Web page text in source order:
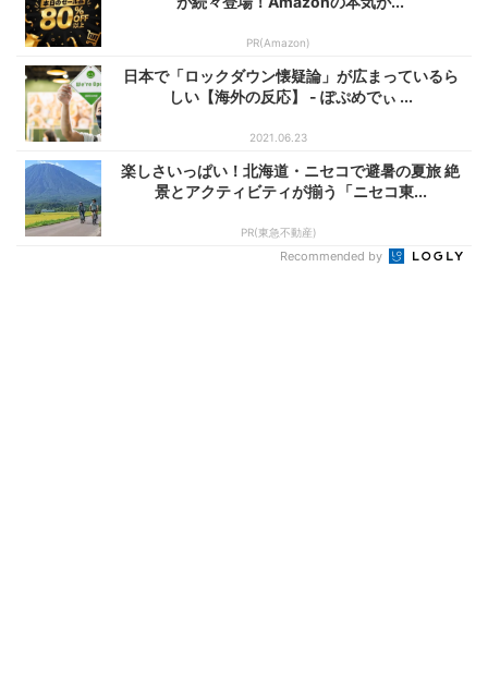
PR(Amazon)
日本で「ロックダウン懐疑論」が広まっているら
しい【海外の反応】 - ぽぷめでぃ ...
2021.06.23
楽しさいっぱい！北海道・ニセコで避暑の夏旅 絶
景とアクティビティが揃う「ニセコ東...
PR(東急不動産)
Recommended by